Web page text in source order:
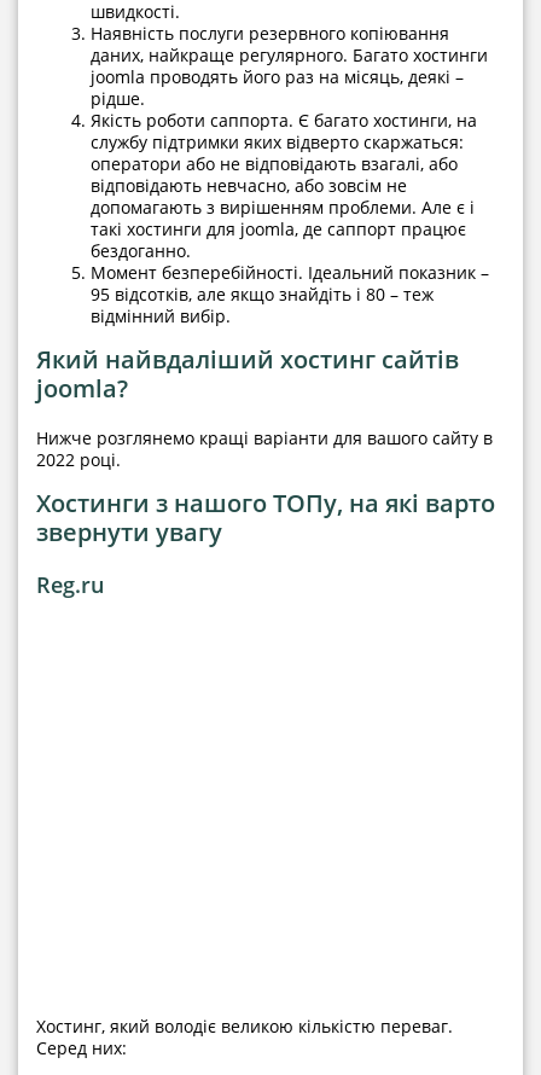
швидкості.
Наявність послуги резервного копіювання
даних, найкраще регулярного. Багато хостинги
joomla проводять його раз на місяць, деякі –
рідше.
Якість роботи саппорта. Є багато хостинги, на
службу підтримки яких відверто скаржаться:
оператори або не відповідають взагалі, або
відповідають невчасно, або зовсім не
допомагають з вирішенням проблеми. Але є і
такі хостинги для joomla, де саппорт працює
бездоганно.
Момент безперебійності. Ідеальний показник –
95 відсотків, але якщо знайдіть і 80 – теж
відмінний вибір.
Який найвдаліший хостинг сайтів
joomla?
Нижче розглянемо кращі варіанти для вашого сайту в
2022 році.
Хостинги з нашого ТОПу, на які варто
звернути увагу
Reg.ru
Хостинг, який володіє великою кількістю переваг.
Серед них: